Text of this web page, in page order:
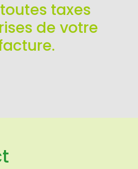
taxes
de votre